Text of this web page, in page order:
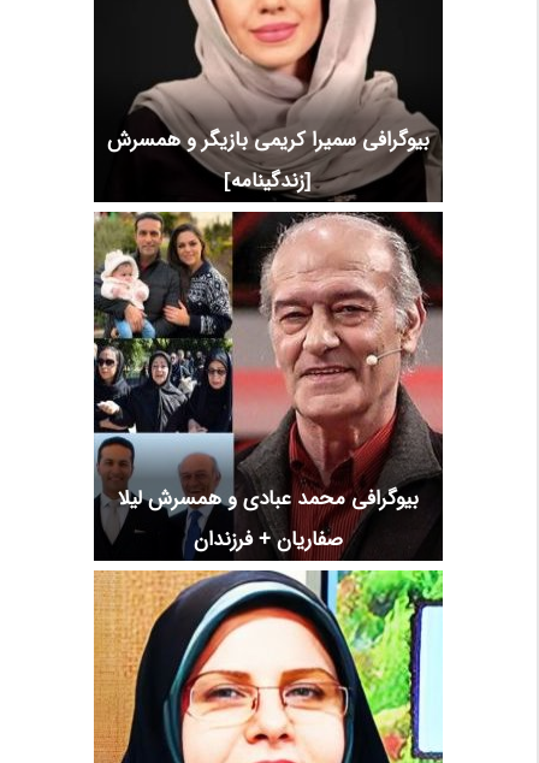
بیوگرافی سمیرا کریمی بازیگر و همسرش
[زندگینامه]
بیوگرافی محمد عبادی و همسرش لیلا
صفاریان + فرزندان